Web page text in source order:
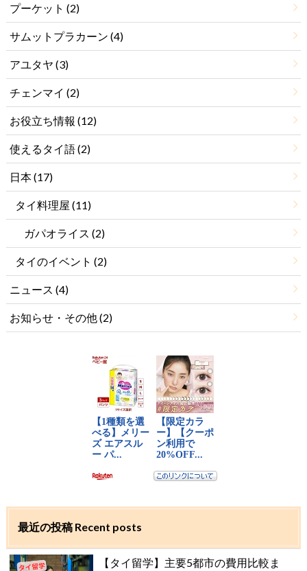
プーケット (2)
サムットプラカーン (4)
アユタヤ (3)
チェンマイ (2)
お役立ち情報 (12)
使えるタイ語(2)
日本(17)
タイ料理屋 (11)
ガパオライス (2)
タイのイベント (2)
ニュース (4)
お知らせ・その他(2)
最近の投稿 Recent posts
【タイ留学】主要5都市の費用比較ま